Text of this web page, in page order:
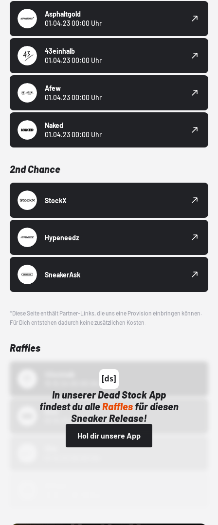
Asphaltgold
01.04.23 00:00 Uhr
43einhalb
01.04.23 00:00 Uhr
Afew
01.04.23 00:00 Uhr
Naked
01.04.23 00:00 Uhr
2nd Chance
StockX
Hypeneedz
SneakerAsk
*Diese Seite enthält Partner-Links, die uns eine Provision einbringen können.
Für Dich entstehen dadurch keine zusätzlichen Kosten.
Raffles
In unserer Dead Stock App
findest du alleRafflesfür diesen
Sneaker Release!
Hol dir unsere App
Bstn
01.10.22 00:00 Uhr